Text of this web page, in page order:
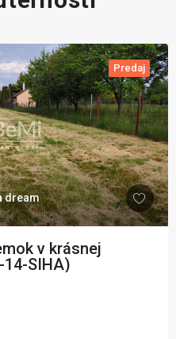
Predaj
dream
v krásnej
SIHA)